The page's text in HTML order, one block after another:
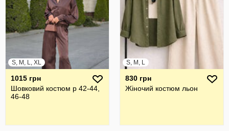
S, M, L, XL
1015 грн
Шовковий костюм р 42-44,
46-48
S, M, L
830 грн
Жіночий костюм льон